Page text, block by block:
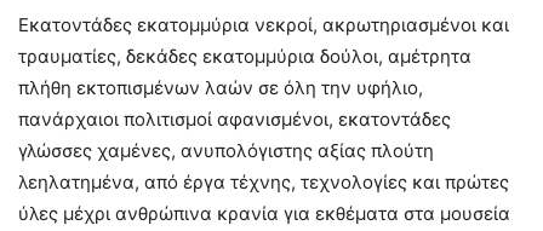
Εκατοντάδες εκατομμύρια νεκροί, ακρωτηριασμένοι και
τραυματίες, δεκάδες εκατομμύρια δούλοι, αμέτρητα
πλήθη εκτοπισμένων λαών σε όλη την υφήλιο,
πανάρχαιοι πολιτισμοί αφανισμένοι, εκατοντάδες
γλώσσες χαμένες, ανυπολόγιστης αξίας πλούτη
λεηλατημένα, από έργα τέχνης, τεχνολογίες και πρώτες
ύλες μέχρι ανθρώπινα κρανία για εκθέματα στα μουσεία